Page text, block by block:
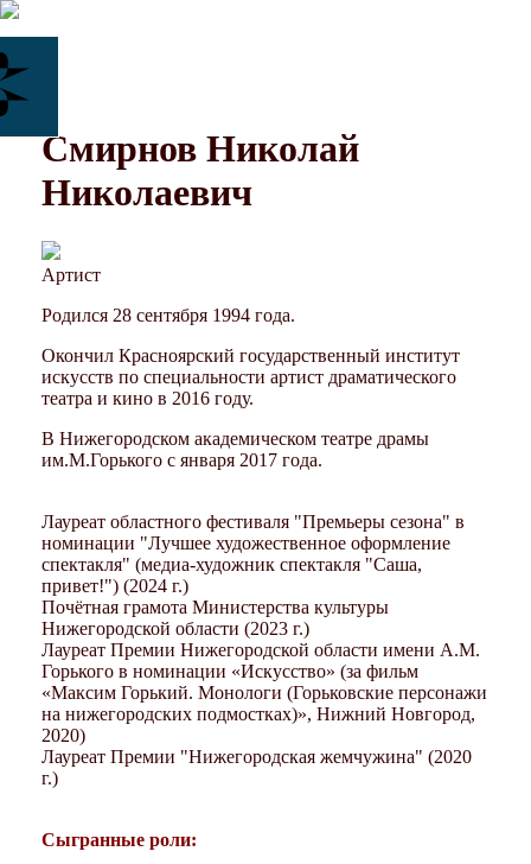
Смирнов Николай
Николаевич
Артист
Родился 28 сентября 1994 года.
Окончил Красноярский государственный институт
искусств по специальности артист драматического
театра и кино в 2016 году.
В Нижегородском академическом театре драмы
им.М.Горького с января 2017 года.
Лауреат областного фестиваля "Премьеры сезона" в
номинации "Лучшее художественное оформление
спектакля" (медиа-художник спектакля "Саша,
привет!") (2024 г.)
Почётная грамота Министерства культуры
Нижегородской области (2023 г.)
Лауреат Премии Нижегородской области имени А.М.
Горького в номинации «Искусство» (за фильм
«Максим Горький. Монологи (Горьковские персонажи
на нижегородских подмостках)», Нижний Новгород,
2020)
Лауреат Премии "Нижегородская жемчужина" (2020
г.)
Сыгранные роли: